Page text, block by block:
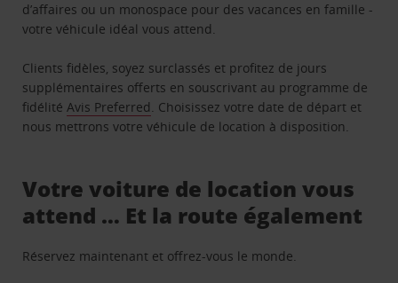
d’affaires ou un monospace pour des vacances en famille -
votre véhicule idéal vous attend.
Clients fidèles, soyez surclassés et profitez de jours
supplémentaires offerts en souscrivant au programme de
fidélitéAvis Preferred. Choisissez votre date de départ et
nous mettrons votre véhicule de location à disposition.
Votre voiture de location vous
attend … Et la route également
Réservez maintenant et offrez-vous le monde.